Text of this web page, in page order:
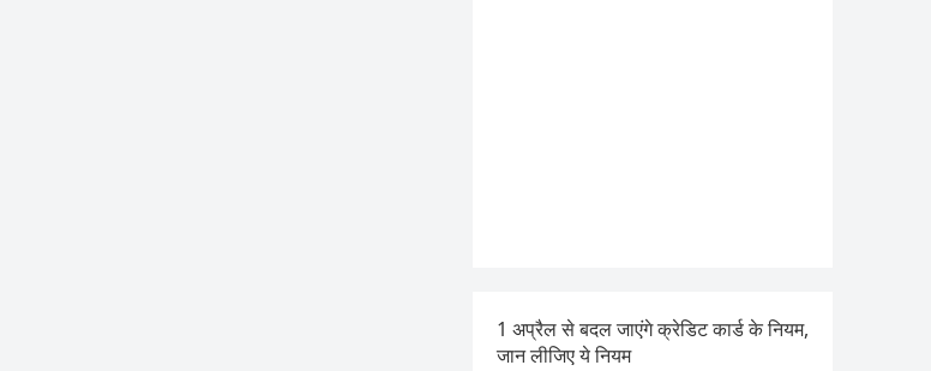
1 अप्रैल से बदल जाएंगे क्रेडिट कार्ड के नियम,
जान लीजिए ये नियम